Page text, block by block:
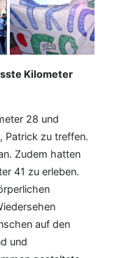
Kilometer
28 und
Patrick zu treffen.
Zudem hatten
41 zu erleben.
auf den
und